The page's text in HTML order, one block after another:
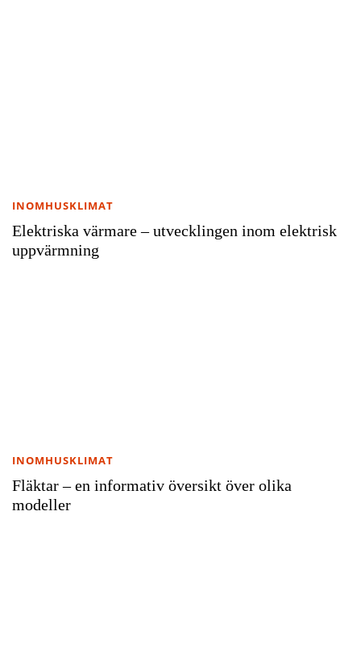
Elektriska värmare – utvecklingen inom elektrisk
uppvärmning
INOMHUSKLIMAT
Fläktar – en informativ översikt över olika
modeller
INOMHUSKLIMAT